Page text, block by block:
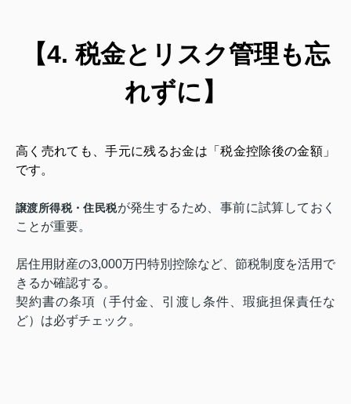
【4. 税金とリスク管理も忘
れずに】
高く売れても、手元に残るお金は「税金控除後の金額」
です。
譲渡所得税・住民税が発生するため、事前に試算しておく
ことが重要。
居住用財産の3,000万円特別控除など、節税制度を活用で
きるか確認する。
契約書の条項（手付金、引渡し条件、瑕疵担保責任な
ど）は必ずチェック。